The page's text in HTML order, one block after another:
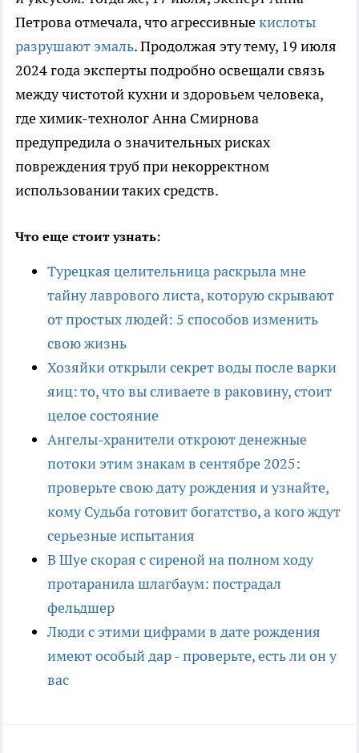
Петрова отмечала, что агрессивныекислоты
разрушают эмаль. Продолжая эту тему, 19 июля
2024 года эксперты подробно освещали связь
между чистотой кухни и здоровьем человека,
где химик-технолог Анна Смирнова
предупредила о значительных рисках
повреждения труб при некорректном
использовании таких средств.
Что еще стоит узнать:
Турецкая целительница раскрыла мне
тайну лаврового листа, которую скрывают
от простых людей: 5 способов изменить
свою жизнь
Хозяйки открыли секрет воды после варки
яиц: то, что вы сливаете в раковину, стоит
целое состояние
Ангелы-хранители откроют денежные
потоки этим знакам в сентябре 2025:
проверьте свою дату рождения и узнайте,
кому Судьба готовит богатство, а кого ждут
серьезные испытания
В Шуе скорая с сиреной на полном ходу
протаранила шлагбаум: пострадал
фельдшер
Люди с этими цифрами в дате рождения
имеют особый дар - проверьте, есть ли он у
вас